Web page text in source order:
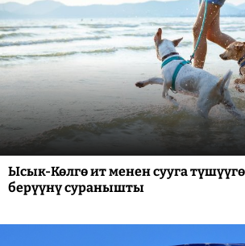
Ысык-Көлгө ит менен сууга түшүүгө
берүүнү суранышты